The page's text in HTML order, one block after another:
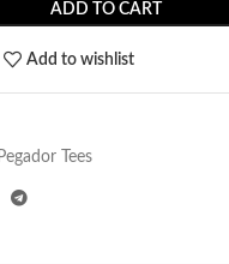
ADD TO CART
Add to wishlist
Pegador Tees